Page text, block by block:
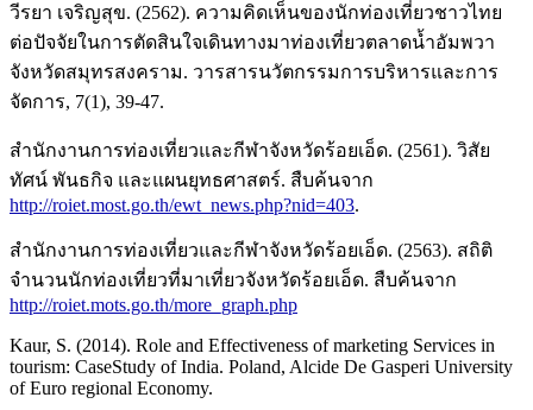
วีรยา เจริญสุข. (2562). ความคิดเห็นของนักท่องเที่ยวชาวไทย
ต่อปัจจัยในการตัดสินใจเดินทางมาท่องเที่ยวตลาดน้ำอัมพวา
จังหวัดสมุทรสงคราม. วารสารนวัตกรรมการบริหารและการ
จัดการ, 7(1), 39-47.
สำนักงานการท่องเที่ยวและกีฬาจังหวัดร้อยเอ็ด. (2561). วิสัย
ทัศน์ พันธกิจ และแผนยุทธศาสตร์. สืบค้นจาก
http://roiet.most.go.th/ewt_news.php?nid=403.
สำนักงานการท่องเที่ยวและกีฬาจังหวัดร้อยเอ็ด. (2563). สถิติ
จำนวนนักท่องเที่ยวที่มาเที่ยวจังหวัดร้อยเอ็ด. สืบค้นจาก
http://roiet.mots.go.th/more_graph.php
Kaur, S. (2014). Role and Effectiveness of marketing Services in
tourism: CaseStudy of India. Poland, Alcide De Gasperi University
of Euro regional Economy.